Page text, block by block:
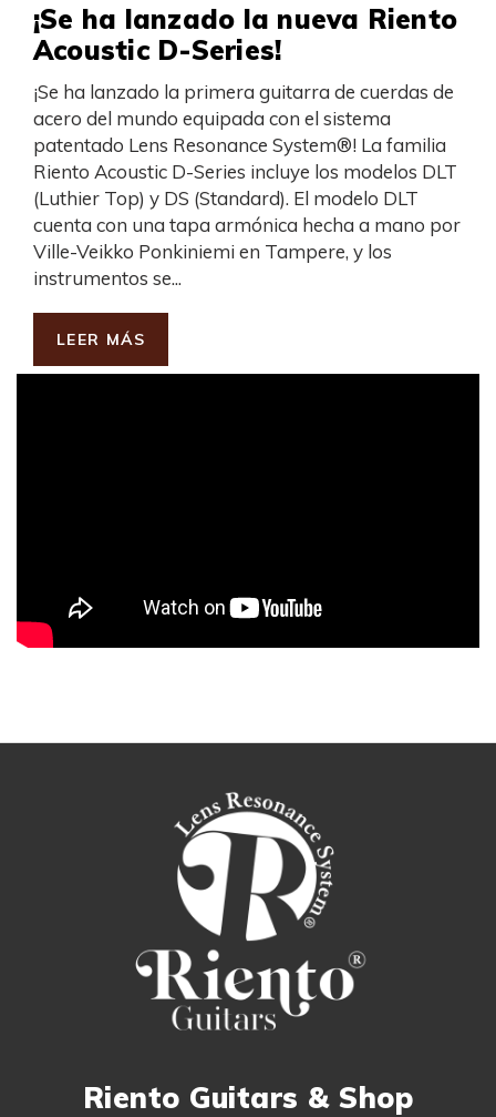
¡Se ha lanzado la nueva Riento
Acoustic D-Series!
¡Se ha lanzado la primera guitarra de cuerdas de
acero del mundo equipada con el sistema
patentado Lens Resonance System®! La familia
Riento Acoustic D-Series incluye los modelos DLT
(Luthier Top) y DS (Standard). El modelo DLT
cuenta con una tapa armónica hecha a mano por
Ville-Veikko Ponkiniemi en Tampere, y los
instrumentos se...
LEER MÁS
Riento Guitars & Shop